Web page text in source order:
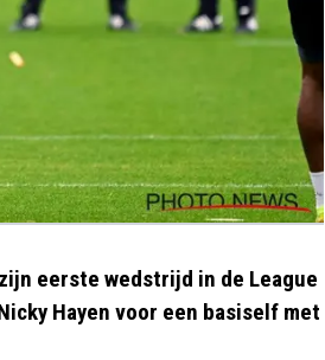
eerste wedstrijd in de League
Hayen voor een basiself met